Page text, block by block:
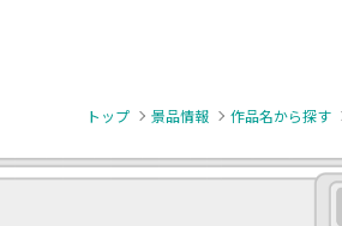
トップ 景品情報 作品名から探す